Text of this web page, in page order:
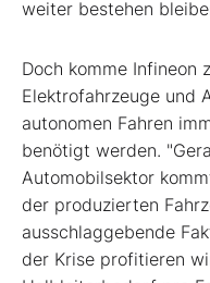
weiter bestehen
Doch komme Infineon
Elektrofahrzeuge und
autonomen Fahren
benötigt werden.
Automobilsektor
der produzierten
ausschlaggebende
der Krise profitieren